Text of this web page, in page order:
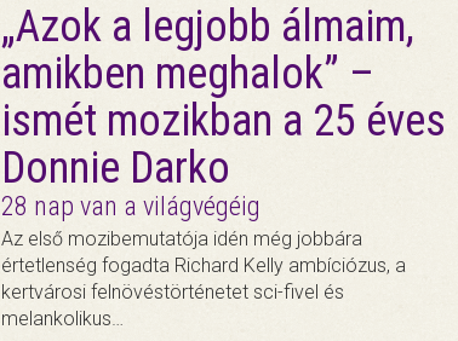
„Azok a legjobb álmaim,
amikben meghalok” –
ismét mozikban a 25 éves
Donnie Darko
28 nap van a világvégéig
Az első mozibemutatója idén még jobbára
értetlenség fogadta Richard Kelly ambíciózus, a
kertvárosi felnövéstörténetet sci-fivel és
melankolikus…